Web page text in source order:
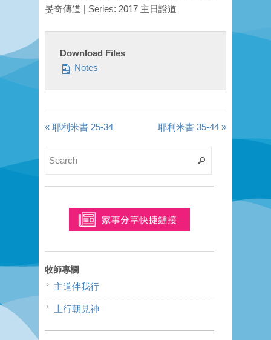
旻奇傳道 | Series: 2017 主日證道
Download Files
Notes
« 耶利米書 25-34 耶利米書 35-44 »
牧師專欄
主道伴我行
上行朝見神